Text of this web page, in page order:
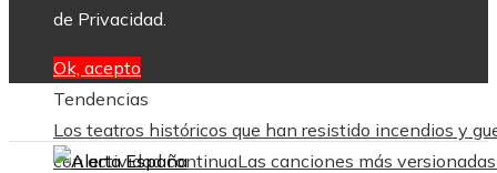
de Privacidad.
Ok, acepto
Tendencias
Los teatros históricos que han resistido incendios y
con actividad continuaLas canciones más